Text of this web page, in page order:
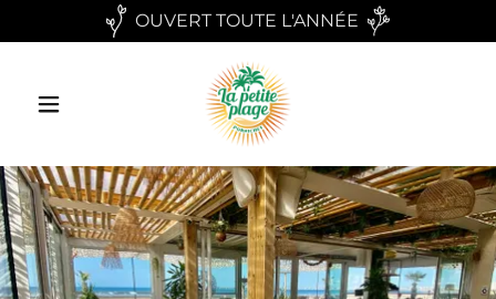
OUVERT TOUTE L'ANNÉE